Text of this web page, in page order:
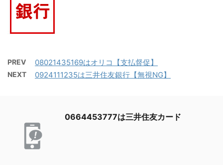
PREV 08021435169はオリコ【支払督促】
NEXT 0924111235は三井住友銀行【無視NG】
0664453777は三井住友カード